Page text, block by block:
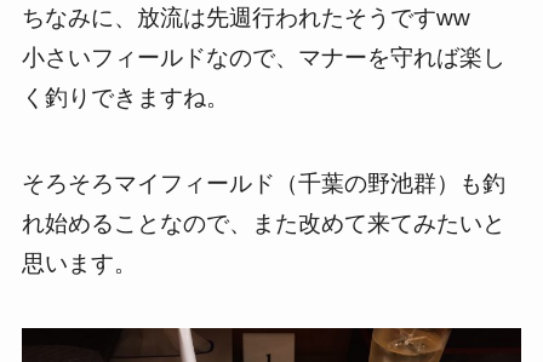
ちなみに、放流は先週行われたそうですww
小さいフィールドなので、マナーを守れば楽し
く釣りできますね。
そろそろマイフィールド（千葉の野池群）も釣
れ始めることなので、また改めて来てみたいと
思います。